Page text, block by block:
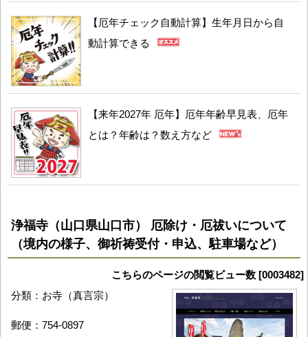
【厄年チェック自動計算】生年月日から自
動計算できる
【来年2027年 厄年】厄年年齢早見表、厄年
とは？年齢は？数え方など
浄福寺（山口県山口市） 厄除け・厄祓いについて
（境内の様子、御祈祷受付・申込、駐車場など）
こちらのページの閲覧ビュー数 [0003482]
分類：お寺（真言宗）
郵便：754-0897